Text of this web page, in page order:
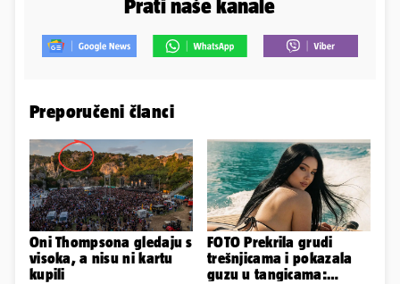
Prati naše kanale
Preporučeni članci
Oni Thompsona gledaju s
visoka, a nisu ni kartu
kupili
FOTO Prekrila grudi
trešnjicama i pokazala
guzu u tangicama: